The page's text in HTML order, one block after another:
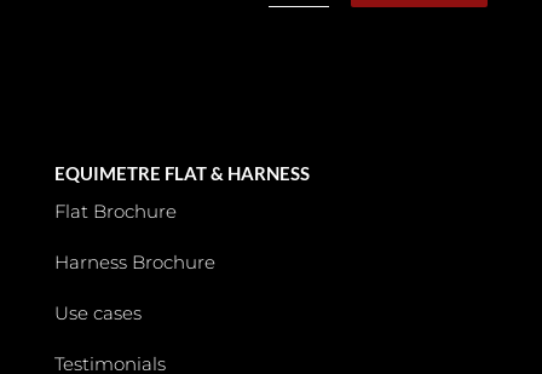
EQUIMETRE FLAT & HARNESS
Flat Brochure
Harness Brochure
Use cases
Testimonials